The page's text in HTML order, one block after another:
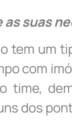
as suas
tem um
com
time,
dos